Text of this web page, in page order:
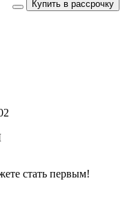
Купить в рассрочку
стать первым!